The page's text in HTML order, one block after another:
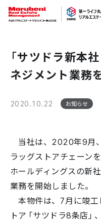
「サツドラ新本
ネジメント業務
2020.10.22 お知らせ
当社は、2020年9月
ラッグストアチェーン
ホールディングスの新
業務を開始しました。
本物件は、7月に竣工
トア「サツドラ8条店